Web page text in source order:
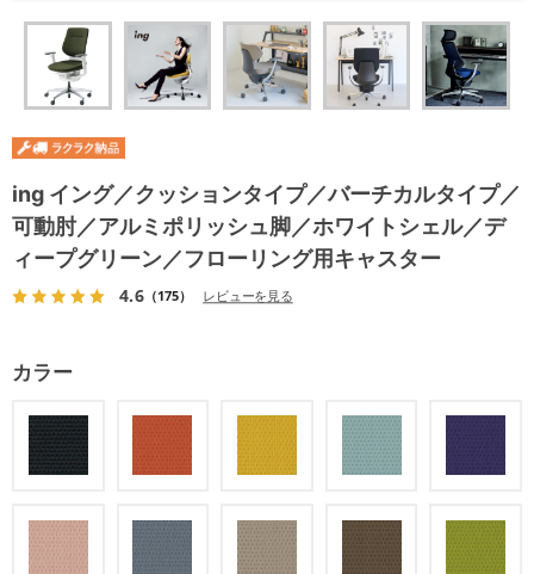
ing イング／クッションタイプ／バーチカルタイプ／
可動肘／アルミポリッシュ脚／ホワイトシェル／デ
ィープグリーン／フローリング用キャスター
4.6（175） レビューを見る
カラー